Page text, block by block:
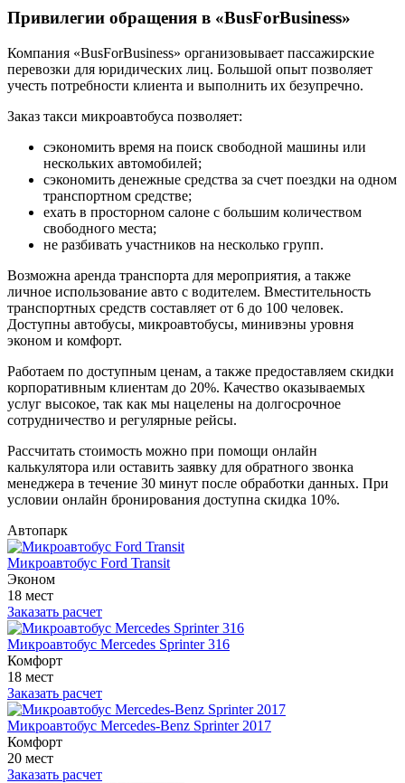
Привилегии обращения в «BusForBusiness»
Компания «BusForBusiness» организовывает пассажирские
перевозки для юридических лиц. Большой опыт позволяет
учесть потребности клиента и выполнить их безупречно.
Заказ такси микроавтобуса позволяет:
сэкономить время на поиск свободной машины или
нескольких автомобилей;
сэкономить денежные средства за счет поездки на одном
транспортном средстве;
ехать в просторном салоне с большим количеством
свободного места;
не разбивать участников на несколько групп.
Возможна аренда транспорта для мероприятия, а также
личное использование авто с водителем. Вместительность
транспортных средств составляет от 6 до 100 человек.
Доступны автобусы, микроавтобусы, минивэны уровня
эконом и комфорт.
Работаем по доступным ценам, а также предоставляем скидки
корпоративным клиентам до 20%. Качество оказываемых
услуг высокое, так как мы нацелены на долгосрочное
сотрудничество и регулярные рейсы.
Рассчитать стоимость можно при помощи онлайн
калькулятора или оставить заявку для обратного звонка
менеджера в течение 30 минут после обработки данных. При
условии онлайн бронирования доступна скидка 10%.
Автопарк
Микроавтобус Ford Transit
Эконом
18 мест
Заказать расчет
Микроавтобус Mercedes Sprinter 316
Комфорт
18 мест
Заказать расчет
Микроавтобус Mercedes-Benz Sprinter 2017
Комфорт
20 мест
Заказать расчет